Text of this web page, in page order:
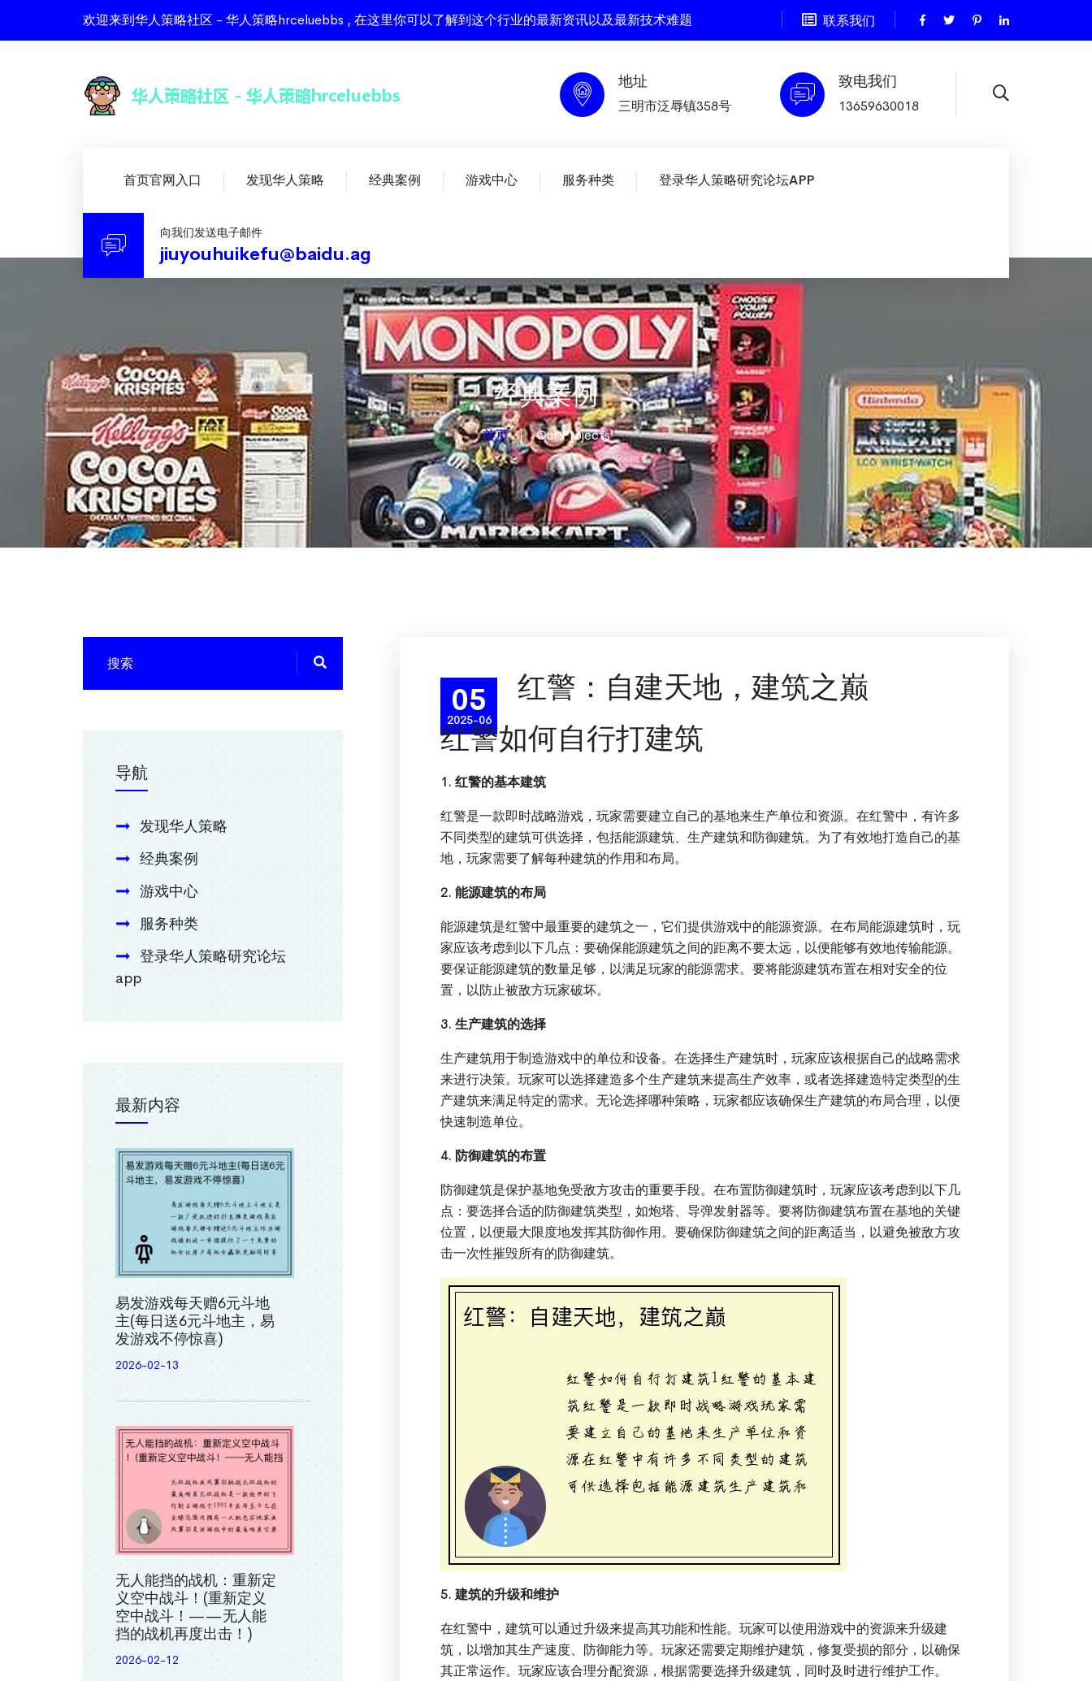
欢迎来到华人策略社区 - 华人策略hrceluebbs , 在这里你可以了解到这个行业的最新资讯以及最新技术难题 联系我们
地址
三明市泛辱镇358号
致电我们
13659630018
首页官网入口 发现华人策略 经典案例 游戏中心 服务种类 登录华人策略研究论坛APP
向我们发送电子邮件
jiuyouhuikefu@baidu.ag
经典案例
首页 Our Projects
05
2025-06
红警：自建天地，建筑之巅
红警如何自行打建筑
1. 红警的基本建筑
红警是一款即时战略游戏，玩家需要建立自己的基地来生产单位和资源。在红警中，有许多
不同类型的建筑可供选择，包括能源建筑、生产建筑和防御建筑。为了有效地打造自己的基
地，玩家需要了解每种建筑的作用和布局。
2. 能源建筑的布局
能源建筑是红警中最重要的建筑之一，它们提供游戏中的能源资源。在布局能源建筑时，玩
家应该考虑到以下几点：要确保能源建筑之间的距离不要太远，以便能够有效地传输能源。
要保证能源建筑的数量足够，以满足玩家的能源需求。要将能源建筑布置在相对安全的位
置，以防止被敌方玩家破坏。
3. 生产建筑的选择
生产建筑用于制造游戏中的单位和设备。在选择生产建筑时，玩家应该根据自己的战略需求
来进行决策。玩家可以选择建造多个生产建筑来提高生产效率，或者选择建造特定类型的生
产建筑来满足特定的需求。无论选择哪种策略，玩家都应该确保生产建筑的布局合理，以便
快速制造单位。
4. 防御建筑的布置
防御建筑是保护基地免受敌方攻击的重要手段。在布置防御建筑时，玩家应该考虑到以下几
点：要选择合适的防御建筑类型，如炮塔、导弹发射器等。要将防御建筑布置在基地的关键
位置，以便最大限度地发挥其防御作用。要确保防御建筑之间的距离适当，以避免被敌方攻
击一次性摧毁所有的防御建筑。
5. 建筑的升级和维护
在红警中，建筑可以通过升级来提高其功能和性能。玩家可以使用游戏中的资源来升级建
筑，以增加其生产速度、防御能力等。玩家还需要定期维护建筑，修复受损的部分，以确保
其正常运作。玩家应该合理分配资源，根据需要选择升级建筑，同时及时进行维护工作。
导航
发现华人策略
经典案例
游戏中心
服务种类
登录华人策略研究论坛
app
最新内容
易发游戏每天赠6元斗地
主(每日送6元斗地主，易
发游戏不停惊喜)
2026-02-13
无人能挡的战机：重新定
义空中战斗！(重新定义
空中战斗！——无人能
挡的战机再度出击！)
2026-02-12